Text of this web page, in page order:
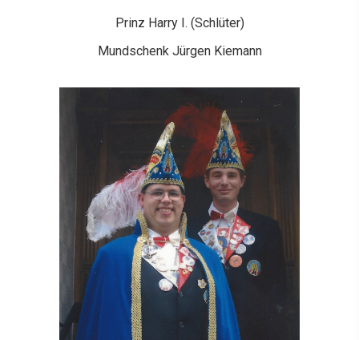
Prinz Harry I. (Schlüter)
Mundschenk Jürgen Kiemann